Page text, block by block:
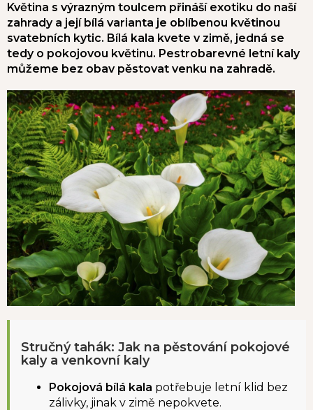
Květina s výrazným toulcem přináší exotiku do naší
zahrady a její bílá varianta je oblíbenou květinou
svatebních kytic. Bílá kala kvete v zimě, jedná se
tedy o pokojovou květinu. Pestrobarevné letní kaly
můžeme bez obav pěstovat venku na zahradě.
Stručný tahák: Jak na pěstování pokojové
kaly a venkovní kaly
Pokojová bílá kala potřebuje letní klid bez
zálivky, jinak v zimě nepokvete.